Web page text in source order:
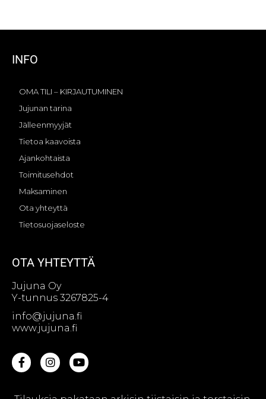
INFO
OMA TILI – KIRJAUTUMINEN
Jujunan tarina
Jälleenmyyjät
Tietoa kaavoista
Ajankohtaista
Toimitusehdot
Maksaminen
Ota yhteyttä
Tietosuojaseloste
OTA YHTEYTTÄ
Jujuna Oy
Y-tunnus 3267825-4
info@jujuna.fi
www.jujuna.fi